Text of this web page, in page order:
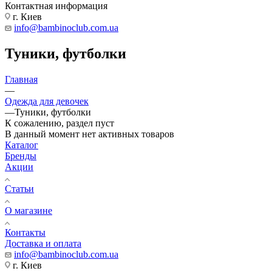
Контактная информация
г. Киев
info@bambinoclub.com.ua
Туники, футболки
Главная
—
Одежда для девочек
—Туники, футболки
К сожалению, раздел пуст
В данный момент нет активных товаров
Каталог
Бренды
Акции
Статьи
О магазине
Контакты
Доставка и оплата
info@bambinoclub.com.ua
г. Киев